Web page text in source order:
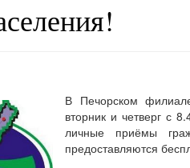
В Печорском
вторник и четверг с
личные приёмы
предоставляются